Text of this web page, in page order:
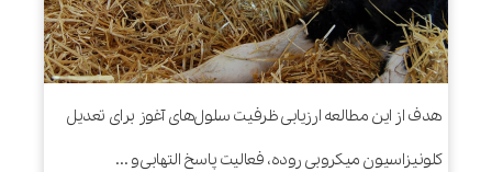
هدف از این مطالعه ارزیابی ظرفیت سلول‌های آغوز برای تعدیل
کلونیزاسیون میکروبی روده، فعالیت پاسخ التهابی و ...